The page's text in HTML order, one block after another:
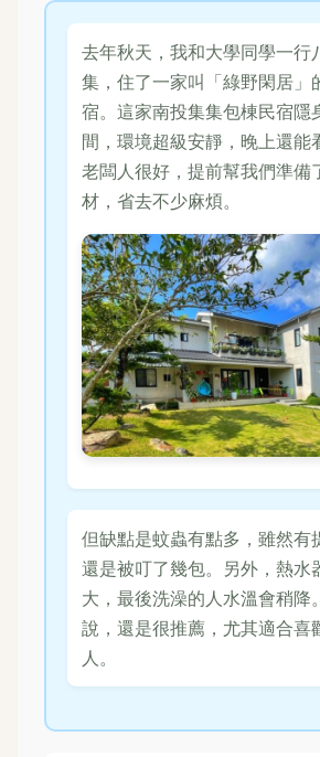
去年秋天，我和大學同學一行
集，住了一家叫「綠野閑居」
宿。這家南投集集包棟民宿隱
間，環境超級安靜，晚上還能
老闆人很好，提前幫我們準備
材，省去不少麻煩。
但缺點是蚊蟲有點多，雖然有
還是被叮了幾包。另外，熱水
大，最後洗澡的人水溫會稍降
說，還是很推薦，尤其適合喜
人。